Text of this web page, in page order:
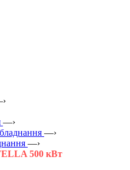
—›
—›
—›
500 кВт